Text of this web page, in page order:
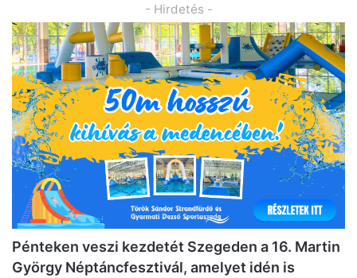
- Hirdetés -
Pénteken veszi kezdetét Szegeden a 16. Martin
György Néptáncfesztivál, amelyet idén is